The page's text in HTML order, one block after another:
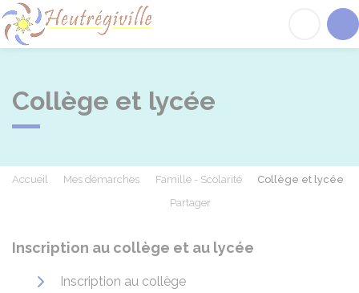
Collège et lycée
Accueil Mes démarches Famille - Scolarité
Collège et lycée
Partager
Inscription au collège et au lycée
Inscription au collège